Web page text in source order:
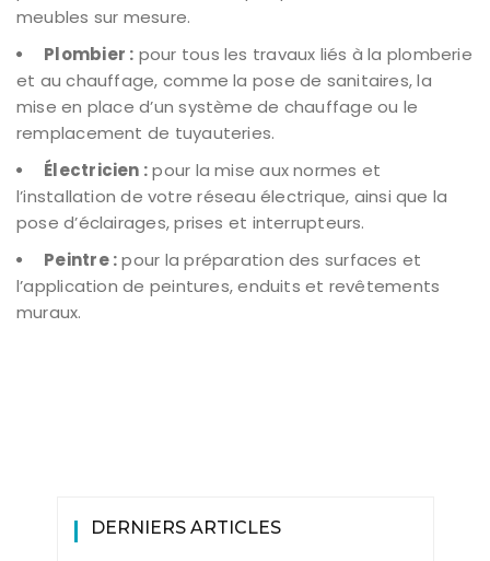
meubles sur mesure.
Plombier : pour tous les travaux liés à la plomberie
et au chauffage, comme la pose de sanitaires, la
mise en place d’un système de chauffage ou le
remplacement de tuyauteries.
Électricien :pour la mise aux normes et
l’installation de votre réseau électrique, ainsi que la
pose d’éclairages, prises et interrupteurs.
Peintre :pour la préparation des surfaces et
l’application de peintures, enduits et revêtements
muraux.
DERNIERS ARTICLES